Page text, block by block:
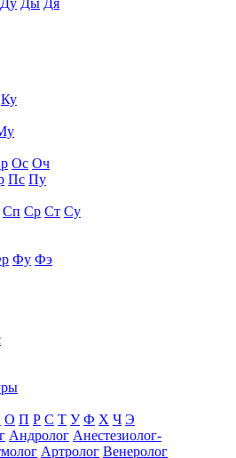
Ду Ды Дя
Ку
Ос Оч
Пс Пу
Сп Ср Ст Су
Фу Фэ
О П Р С Т У Ф Х Ч Э
Андролог Анестезиолог-
Артролог Венеролог